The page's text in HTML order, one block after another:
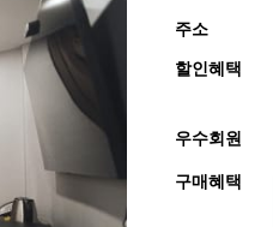
주소
할인혜택
우수회원
구매혜택